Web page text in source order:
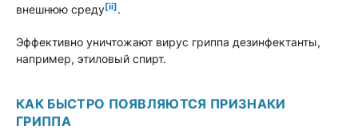
внешнюю среду[ii].
Эффективно уничтожают вирус гриппа дезинфектанты,
например, этиловый спирт.
КАК БЫСТРО ПОЯВЛЯЮТСЯ ПРИЗНАКИ
ГРИППА